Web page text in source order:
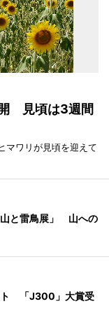
見頃は3週間
マワリが見頃を迎えて
山と雷鳥展」 山への
ト 「J300」大賞受